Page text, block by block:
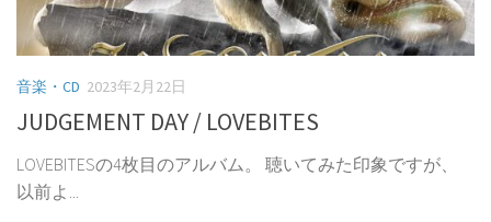
音楽・CD 2023年2月22日
JUDGEMENT DAY / LOVEBITES
LOVEBITESの4枚目のアルバム。 聴いてみた印象ですが、
以前よ...